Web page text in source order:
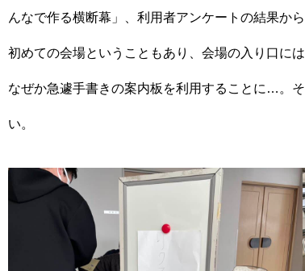
んなで作る横断幕」、利用者アンケートの結果か
初めての会場ということもあり、会場の入り口に
なぜか急遽手書きの案内板を利用することに…。
い。